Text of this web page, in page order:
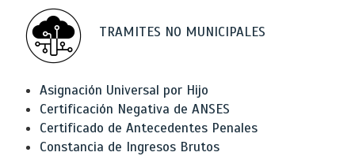
TRAMITES NO MUNICIPALES
Asignación Universal por Hijo
Certificación Negativa de ANSES
Certificado de Antecedentes Penales
Constancia de Ingresos Brutos